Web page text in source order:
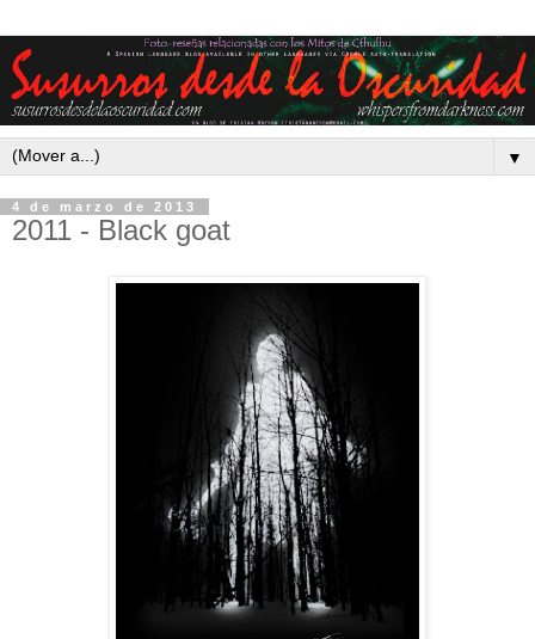
▼
4 de marzo de 2013
2011 - Black goat